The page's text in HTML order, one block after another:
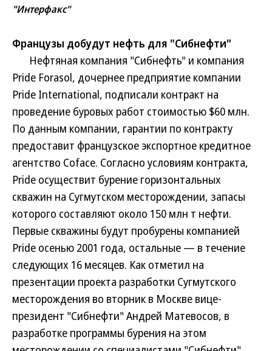
"Интерфакс"
Французы добудут нефть для "Сибнефти"
Нефтяная компания "Сибнефть" и компания
Pride Forasol, дочернее предприятие компании
Pride International, подписали контракт на
проведение буровых работ стоимостью $60 млн.
По данным компании, гарантии по контракту
предоставит французское экспортное кредитное
агентство Coface. Согласно условиям контракта,
Pride осуществит бурение горизонтальных
скважин на Сугмутском месторождении, запасы
которого составляют около 150 млн т нефти.
Первые скважины будут пробурены компанией
Pride осенью 2001 года, остальные — в течение
следующих 16 месяцев. Как отметил на
презентации проекта разработки Сугмутского
месторождения во вторник в Москве вице-
президент "Сибнефти" Андрей Матевосов, в
разработке программы бурения на этом